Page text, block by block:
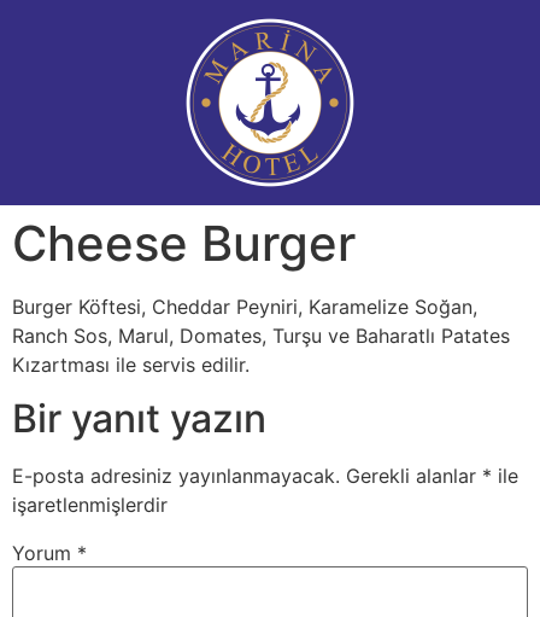
Cheese Burger
Burger Köftesi, Cheddar Peyniri, Karamelize Soğan,
Ranch Sos, Marul, Domates, Turşu ve Baharatlı Patates
Kızartması ile servis edilir.
Bir yanıt yazın
E-posta adresiniz yayınlanmayacak. Gerekli alanlar * ile
işaretlenmişlerdir
Yorum *